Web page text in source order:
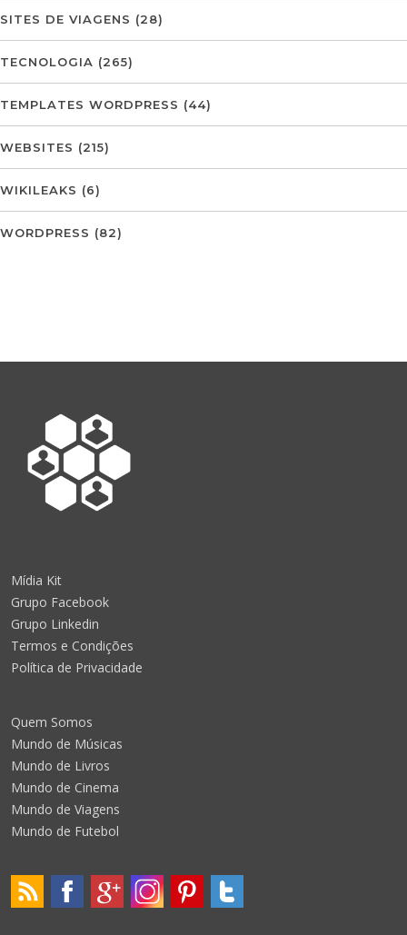
SITES DE VIAGENS (28)
TECNOLOGIA (265)
TEMPLATES WORDPRESS (44)
WEBSITES (215)
WIKILEAKS (6)
WORDPRESS (82)
Mídia Kit
Grupo Facebook
Grupo Linkedin
Termos e Condições
Política de Privacidade
Quem Somos
Mundo de Músicas
Mundo de Livros
Mundo de Cinema
Mundo de Viagens
Mundo de Futebol